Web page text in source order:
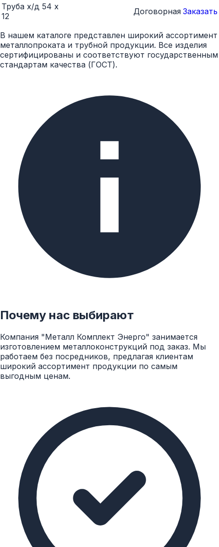
Труба х/д 54 х
12
Договорная Заказать
В нашем каталоге представлен широкий ассортимент
металлопроката и трубной продукции. Все изделия
сертифицированы и соответствуют государственным
стандартам качества (ГОСТ).
Почему нас выбирают
Компания "Металл Комплект Энерго" занимается
изготовлением металлоконструкций под заказ. Мы
работаем без посредников, предлагая клиентам
широкий ассортимент продукции по самым
выгодным ценам.